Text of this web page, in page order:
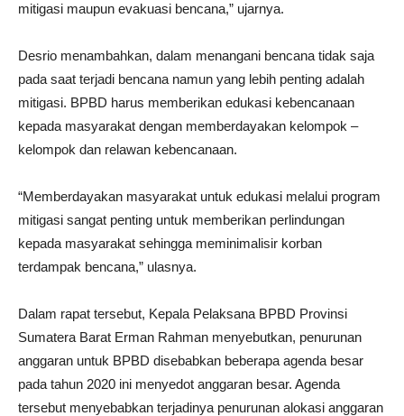
mitigasi maupun evakuasi bencana,” ujarnya.
Desrio menambahkan, dalam menangani bencana tidak saja
pada saat terjadi bencana namun yang lebih penting adalah
mitigasi. BPBD harus memberikan edukasi kebencanaan
kepada masyarakat dengan memberdayakan kelompok –
kelompok dan relawan kebencanaan.
“Memberdayakan masyarakat untuk edukasi melalui program
mitigasi sangat penting untuk memberikan perlindungan
kepada masyarakat sehingga meminimalisir korban
terdampak bencana,” ulasnya.
Dalam rapat tersebut, Kepala Pelaksana BPBD Provinsi
Sumatera Barat Erman Rahman menyebutkan, penurunan
anggaran untuk BPBD disebabkan beberapa agenda besar
pada tahun 2020 ini menyedot anggaran besar. Agenda
tersebut menyebabkan terjadinya penurunan alokasi anggaran